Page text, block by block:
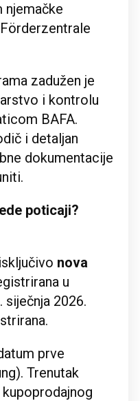
njemačke
zadužen je
i kontrolu
BAFA.
i detaljan
dokumentacije
poticaji?
nova
u
2026.
prve
Trenutak